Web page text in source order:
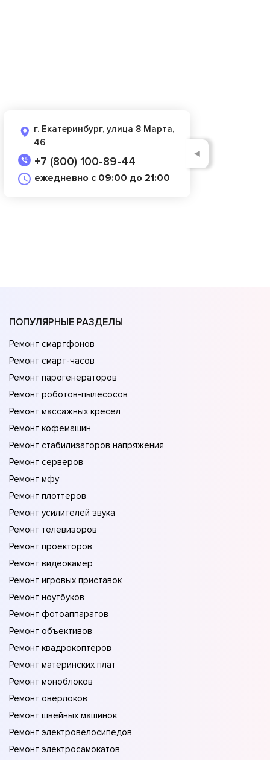
г. Екатеринбург, улица 8 Марта,
46
+7 (800) 100-89-44
ежедневно с 09:00 до 21:00
◄
ПОПУЛЯРНЫЕ РАЗДЕЛЫ
Ремонт смартфонов
Ремонт смарт-часов
Ремонт парогенераторов
Ремонт роботов-пылесосов
Ремонт массажных кресел
Ремонт кофемашин
Ремонт стабилизаторов напряжения
Ремонт серверов
Ремонт мфу
Ремонт плоттеров
Ремонт усилителей звука
Ремонт телевизоров
Ремонт проекторов
Ремонт видеокамер
Ремонт игровых приставок
Ремонт ноутбуков
Ремонт фотоаппаратов
Ремонт объективов
Ремонт квадрокоптеров
Ремонт материнских плат
Ремонт моноблоков
Ремонт оверлоков
Ремонт швейных машинок
Ремонт электровелосипедов
Ремонт электросамокатов